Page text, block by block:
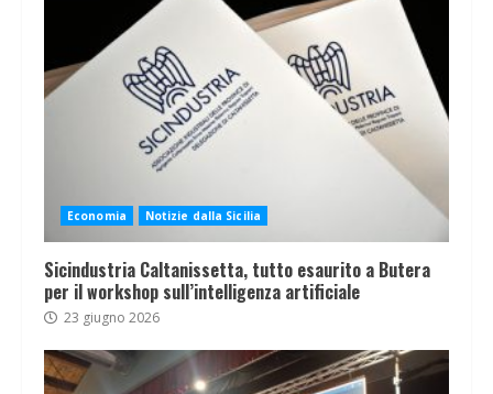
Economia Notizie dalla Sicilia
Sicindustria Caltanissetta, tutto esaurito a Butera
per il workshop sull’intelligenza artificiale
23 giugno 2026